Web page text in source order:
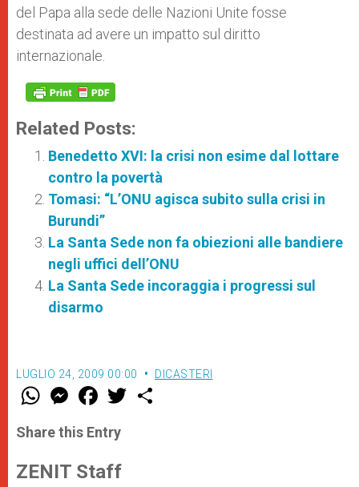
del Papa alla sede delle Nazioni Unite fosse
destinata ad avere un impatto sul diritto
internazionale.
Related Posts:
Benedetto XVI: la crisi non esime dal lottare
contro la povertà
Tomasi: “L’ONU agisca subito sulla crisi in
Burundi”
La Santa Sede non fa obiezioni alle bandiere
negli uffici dell’ONU
La Santa Sede incoraggia i progressi sul
disarmo
LUGLIO 24, 2009 00:00 DICASTERI
W
t
s
p
p
M
e
s
e
g
e
F
a
e
b
o
k
w
Share this Entry
ZENIT Staff